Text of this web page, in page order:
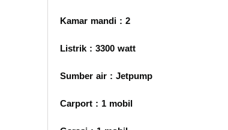
Kamar mandi : 2
Listrik : 3300 watt
Sumber air : Jetpump
Carport : 1 mobil